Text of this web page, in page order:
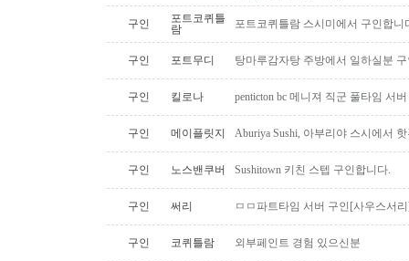
구인
포트코퀴틀
람
포트코퀴틀람 스시미에서 구인합니
구인 포트무디 탕마루감자탕 주방에서 일하실분
구인 킬로나 penticton bc 메니져 직군 풀타임 서
구인 메이플릿지 Aburiya Sushi, 아부리야 스시에서
구인 노스밴쿠버 Sushitown 키친 스텝 구인합니다.
구인 써리 ㅁㅁ파트타임 서버 구인[사우스서
구인 코퀴틀람 외부페인트 경험 있으신분